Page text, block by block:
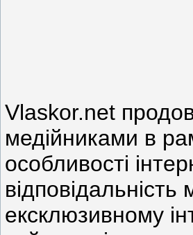
Vlaskor.net
медійниками в
особливості
ексклюзивному